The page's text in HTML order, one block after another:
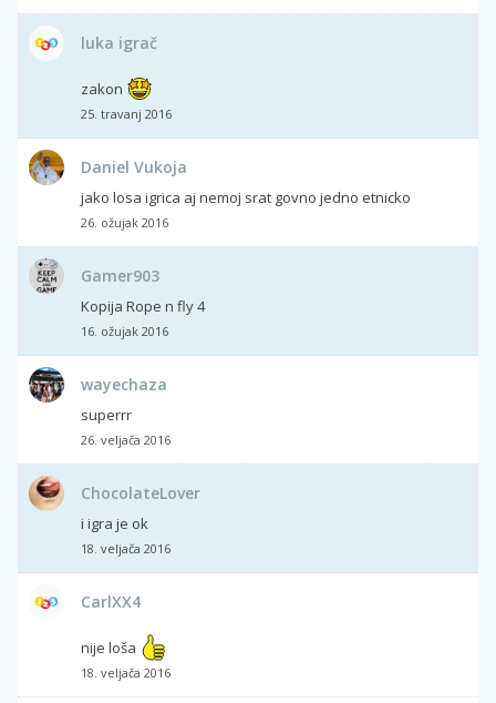
luka igrač
zakon
25. travanj 2016
Daniel Vukoja
jako losa igrica aj nemoj srat govno jedno etnicko
26. ožujak 2016
Gamer903
Kopija Rope n fly 4
16. ožujak 2016
wayechaza
superrr
26. veljača 2016
ChocolateLover
i igra je ok
18. veljača 2016
CarlXX4
nije loša
18. veljača 2016